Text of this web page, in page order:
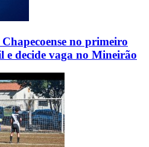
no primeiro
e decide vaga no Mineirão